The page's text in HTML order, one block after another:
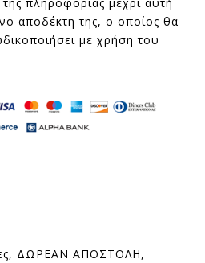
αποδέκτη της, ο οποίος θα
με χρήση του
ΔΩΡΕΑΝ ΑΠΟΣΤΟΛΗ,